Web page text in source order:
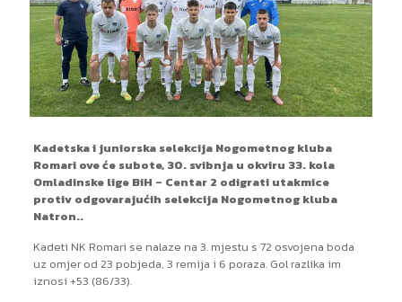
Kadetska i juniorska selekcija Nogometnog kluba
Romari ove će subote, 30. svibnja u okviru 33. kola
Omladinske lige BiH – Centar 2 odigrati utakmice
protiv odgovarajućih selekcija Nogometnog kluba
Natron..
Kadeti NK Romari se nalaze na 3. mjestu s 72 osvojena boda
uz omjer od 23 pobjeda, 3 remija i 6 poraza. Gol razlika im
iznosi +53 (86/33).